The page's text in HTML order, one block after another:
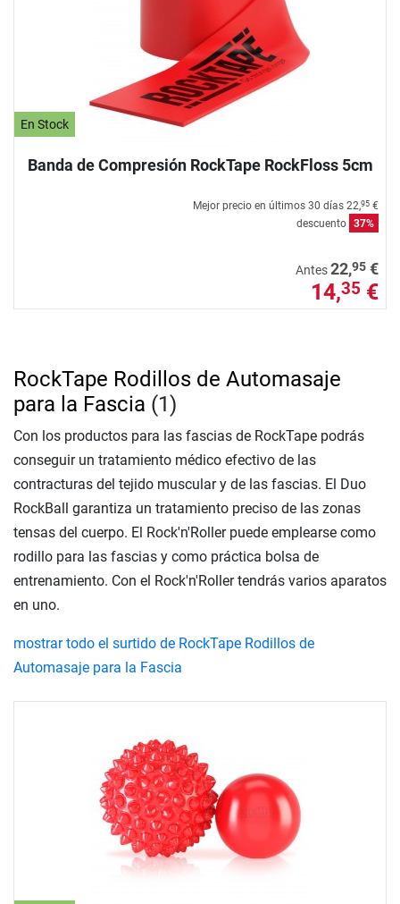
En Stock
Banda de Compresión RockTape RockFloss 5cm
Mejor precio en últimos 30 días 22,95 €
descuento 37%
Antes22,95 €
14,35 €
RockTape Rodillos de Automasaje
para la Fascia (1)
Con los productos para las fascias de RockTape podrás
conseguir un tratamiento médico efectivo de las
contracturas del tejido muscular y de las fascias. El Duo
RockBall garantiza un tratamiento preciso de las zonas
tensas del cuerpo. El Rock'n'Roller puede emplearse como
rodillo para las fascias y como práctica bolsa de
entrenamiento. Con el Rock'n'Roller tendrás varios aparatos
en uno.
mostrar todo el surtido de RockTape Rodillos de
Automasaje para la Fascia